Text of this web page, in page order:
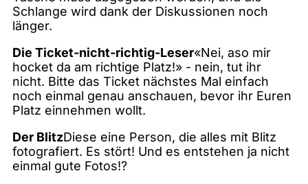
Schlange wird dank der Diskussionen noch
länger.
Die Ticket-nicht-richtig-Leser«Nei, aso mir
hocket da am richtige Platz!» - nein, tut ihr
nicht. Bitte das Ticket nächstes Mal einfach
noch einmal genau anschauen, bevor ihr Euren
Platz einnehmen wollt.
Der BlitzDiese eine Person, die alles mit Blitz
fotografiert. Es stört! Und es entstehen ja nicht
einmal gute Fotos!?